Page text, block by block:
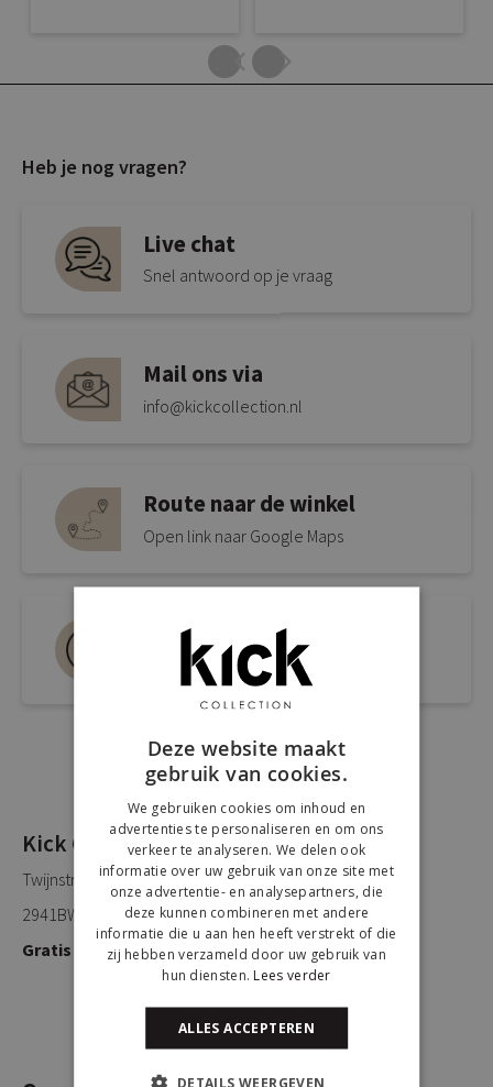
Heb je nog vragen?
Live chat
Snel antwoord op je vraag
Mail ons via
info@kickcollection.nl
Route naar de winkel
Open link naar Google Maps
Bel ons 0180-660999
Spreek een medewerker
Kick Collection
Twijnstraweg 2
2941BW Lekkerkerk
Gratis parkeren
Deze website maakt
gebruik van cookies.
We gebruiken cookies om inhoud en
advertenties te personaliseren en om ons
verkeer te analyseren. We delen ook
informatie over uw gebruik van onze site met
onze advertentie- en analysepartners, die
deze kunnen combineren met andere
informatie die u aan hen heeft verstrekt of die
zij hebben verzameld door uw gebruik van
hun diensten. Lees verder
ALLES ACCEPTEREN
DETAILS WEERGEVEN